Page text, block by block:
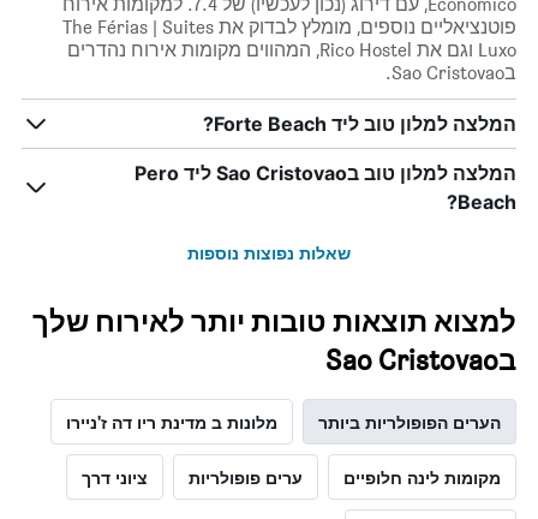
כולל
1
ציר
Y
את
מחיר
הממוצע
של
פוטנציאליים נוספים, מומלץ לבדוק את The Férias | Suites
Luxo וגם את Rico Hostel, המהווים מקומות אירוח נהדרים
בSao Cristovao.
המלצה למלון טוב ליד Forte Beach?
המלצה למלון טוב בSao Cristovao ליד Pero
Beach?
שאלות נפוצות נוספות
למצוא תוצאות טובות יותר לאירוח שלך
בSao Cristovao
הערים הפופולריות ביותר מלונות ב מדינת ריו דה ז'ניירו
מקומות לינה חלופיים ערים פופולריות ציוני דרך